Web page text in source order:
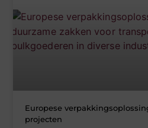
Europese
projecten